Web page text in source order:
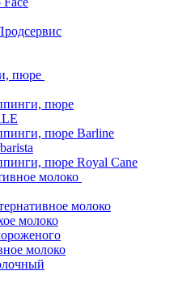
пюре
пюре
пюре Barline
пюре Royal Cane
молоко
молоко
молоко
молоко